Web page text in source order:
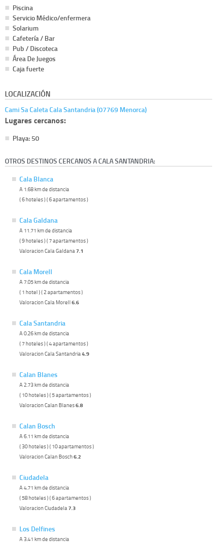
Piscina
Servicio Médico/enfermera
Solarium
Cafetería / Bar
Pub / Discoteca
Área De Juegos
Caja fuerte
LOCALIZACIÓN
Cami Sa Caleta Cala Santandria (07769 Menorca)
Lugares cercanos:
Playa: 50
OTROS DESTINOS CERCANOS A CALA SANTANDRIA:
Cala Blanca
A 1.68 km de distancia
( 6 hoteles ) ( 6 apartamentos )
Cala Galdana
A 11.71 km de distancia
( 9 hoteles ) ( 7 apartamentos )
Valoracion Cala Galdana 7.1
Cala Morell
A 7.05 km de distancia
( 1 hotel ) ( 2 apartamentos )
Valoracion Cala Morell 6.6
Cala Santandria
A 0.26 km de distancia
( 7 hoteles ) ( 4 apartamentos )
Valoracion Cala Santandria 4.9
Calan Blanes
A 2.73 km de distancia
( 10 hoteles ) ( 5 apartamentos )
Valoracion Calan Blanes6.8
Calan Bosch
A 6.11 km de distancia
( 30 hoteles ) ( 10 apartamentos )
Valoracion Calan Bosch6.2
Ciudadela
A 4.71 km de distancia
( 58 hoteles ) ( 6 apartamentos )
Valoracion Ciudadela 7.3
Los Delfines
A 3.41 km de distancia